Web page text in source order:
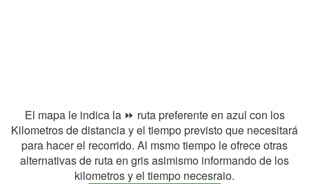
El mapa le indica la ⏩ ruta preferente en azul con los
Kilometros de distancia y el tiempo previsto que necesitará
para hacer el recorrido. Al msmo tiempo le ofrece otras
alternativas de ruta en gris asimismo informando de los
kilometros y el tiempo necesraio.